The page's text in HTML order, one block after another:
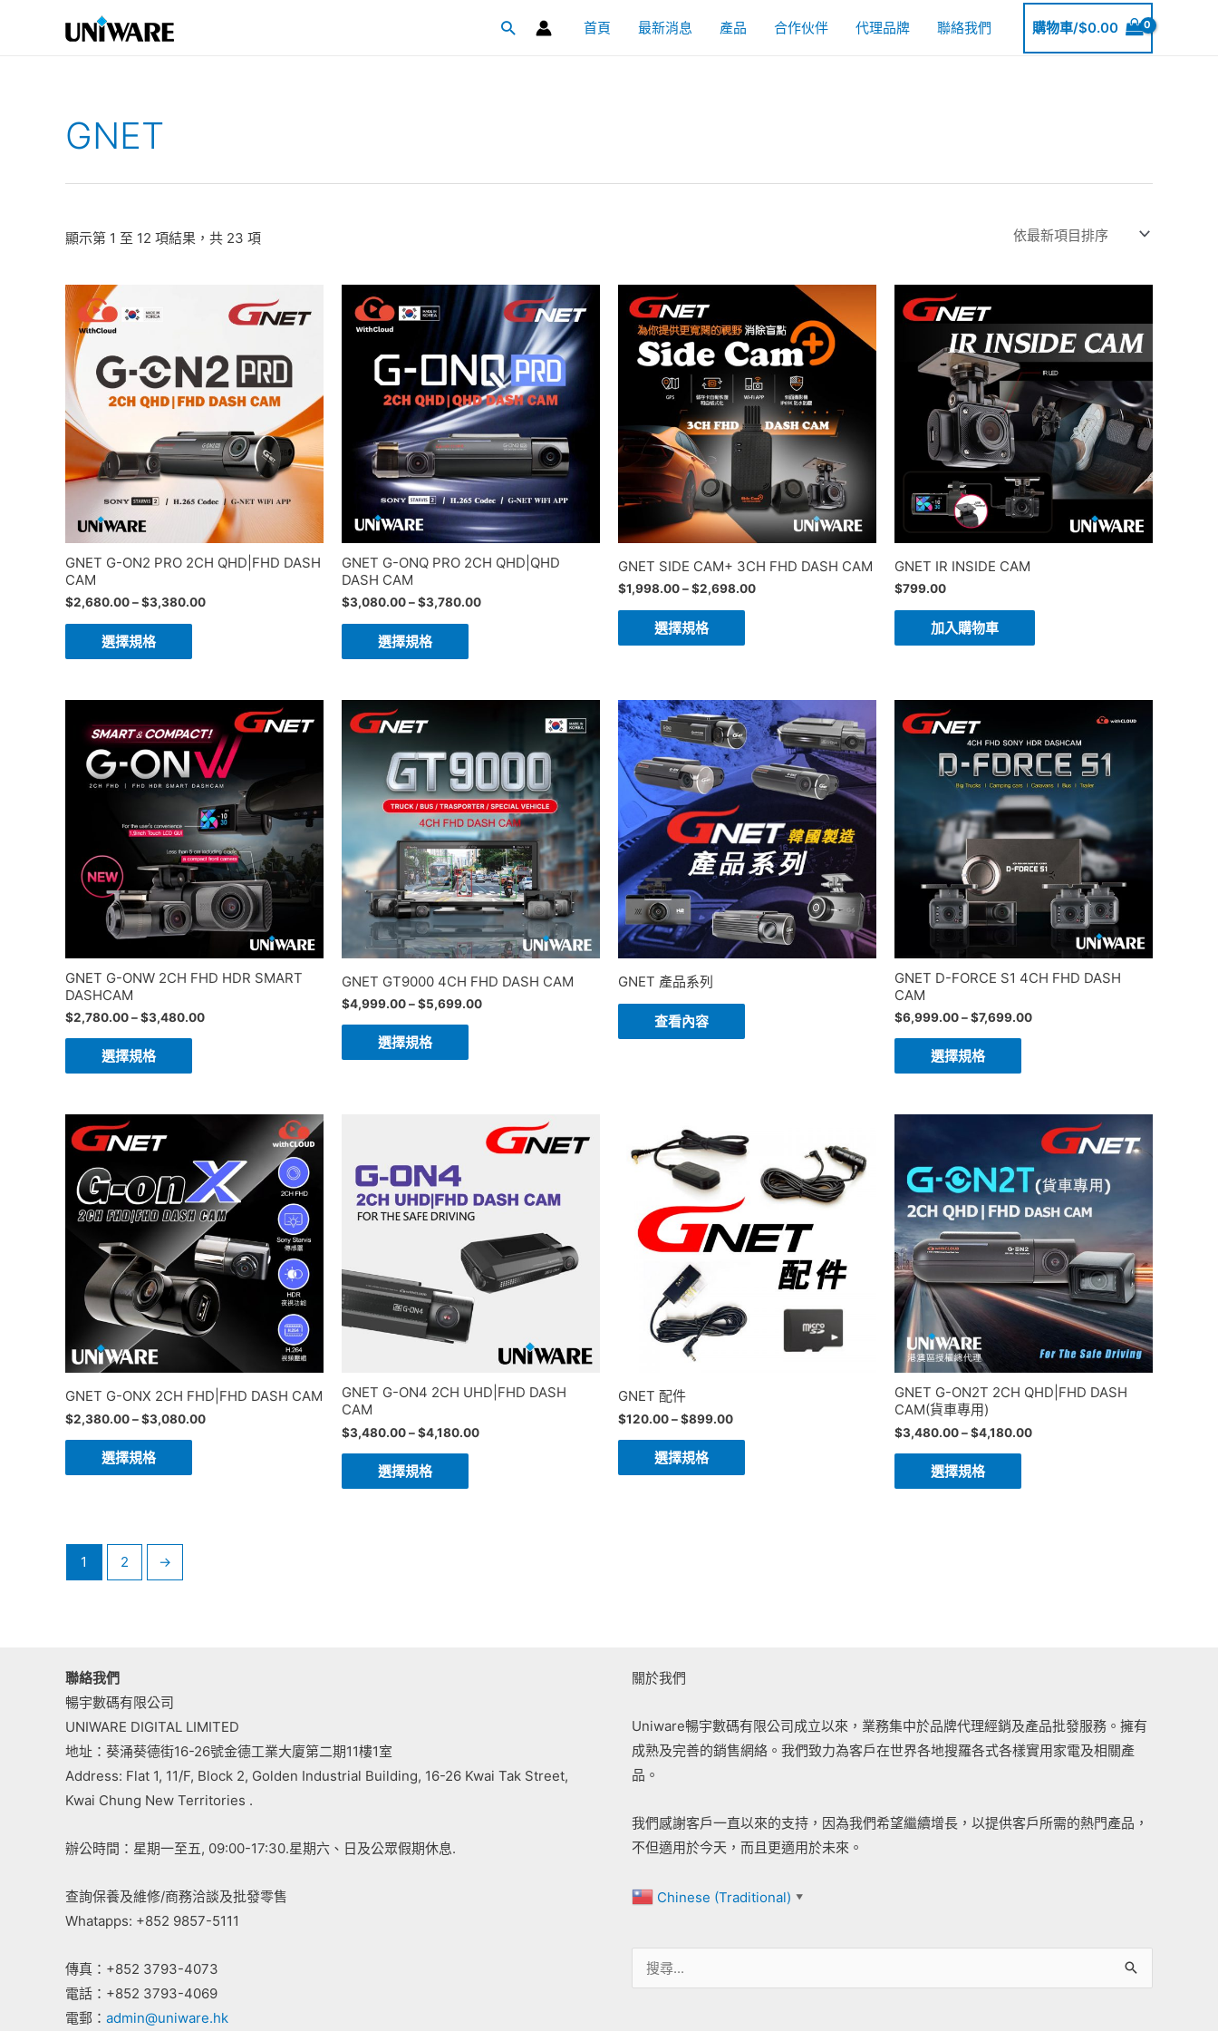
搜
首頁 最新消息 產品 合作伙伴 代理品牌 聯絡我們 購物車/$0.00
GNET
顯示第 1 至 12 項結果，共 23 項
GNET G-ON2 PRO 2CH QHD|FHD DASH
CAM
$2,680.00–$3,380.00
選擇規格
GNET G-ONQ PRO 2CH QHD|QHD
DASH CAM
$3,080.00–$3,780.00
選擇規格
GNET SIDE CAM+ 3CH FHD DASH CAM
$1,998.00–$2,698.00
選擇規格
GNET IR INSIDE CAM
$799.00
加入購物車
GNET G-ONW 2CH FHD HDR SMART
DASHCAM
$2,780.00–$3,480.00
選擇規格
GNET GT9000 4CH FHD DASH CAM
$4,999.00–$5,699.00
選擇規格
GNET 產品系列
查看內容
GNET D-FORCE S1 4CH FHD DASH
CAM
$6,999.00–$7,699.00
選擇規格
GNET G-ONX 2CH FHD|FHD DASH CAM
$2,380.00–$3,080.00
選擇規格
GNET G-ON4 2CH UHD|FHD DASH
CAM
$3,480.00–$4,180.00
選擇規格
GNET 配件
$120.00–$899.00
選擇規格
GNET G-ON2T 2CH QHD|FHD DASH
CAM(貨車專用)
$3,480.00–$4,180.00
選擇規格
1 2 →
聯絡我們
暢宇數碼有限公司
UNIWARE DIGITAL LIMITED
地址：葵涌葵德街16-26號金德工業大廈第二期11樓1室
Address: Flat 1, 11/F, Block 2, Golden Industrial Building, 16-26 Kwai Tak Street,
Kwai Chung New Territories .
辦公時間：星期一至五, 09:00-17:30.星期六、日及公眾假期休息.
查詢保養及維修/商務洽談及批發零售
Whatapps: +852 9857-5111
傳真：+852 3793-4073
電話：+852 3793-4069
電郵： admin@uniware.hk
關於我們
Uniware暢宇數碼有限公司成立以來，業務集中於品牌代理經銷及產品批發服務。擁有
成熟及完善的銷售網絡。我們致力為客戶在世界各地搜羅各式各樣實用家電及相關產
品。
我們感謝客戶一直以來的支持，因為我們希望繼續增長，以提供客戶所需的熱門產品，
不但適用於今天，而且更適用於未來。
Chinese (Traditional) ▼